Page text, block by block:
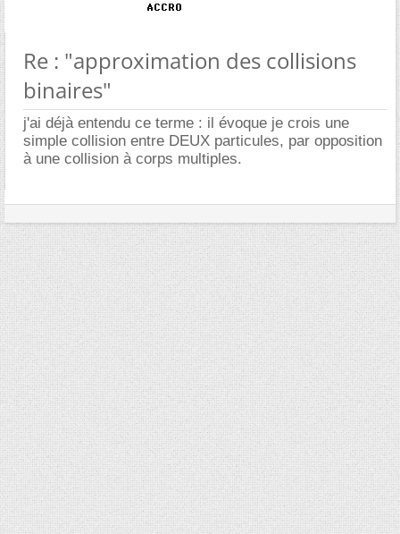
Re : "approximation des collisions
binaires"
j'ai déjà entendu ce terme : il évoque je crois une
simple collision entre DEUX particules, par opposition
à une collision à corps multiples.